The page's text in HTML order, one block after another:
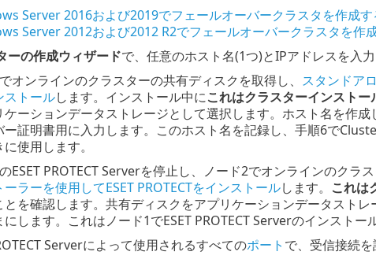
Server 2016および2019でフェールオーバークラスタを作成す
Server 2012および2012 R2でフェールオーバークラスタを作
ーの作成ウィザードで、任意のホスト名(1つ)とIPアドレスを入力
オンラインのクラスターの共有ディスクを取得し、 スタンドア
ストールします。インストール中にこれはクラスターインストー
ケーションデータストレージとして選択します。ホスト名を作
ー証明書用に入力します。このホスト名を記録し、手順6で
使用します。
ESET PROTECT Serverを停止し、ノード2でオンラインのクラ
ラーを使用してESET PROTECTをインストールします。 これは
とを確認します。共有ディスクをアプリケーションデータスト
します。これはノード1でESET PROTECT Serverのインストー
Serverによって使用されるすべてのポート で、受信接続